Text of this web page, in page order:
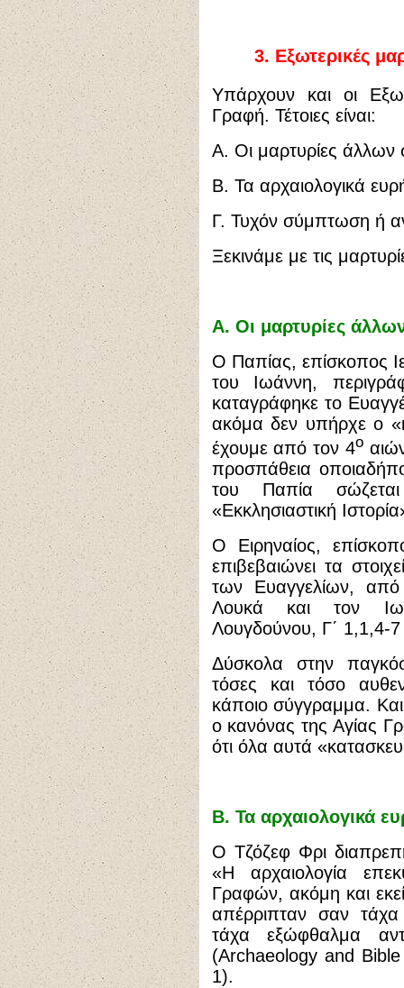
3. Εξωτερικές
Υπάρχουν και οι
Γραφή. Τέτοιες είναι:
Α. Οι μαρτυρίες
Β. Τα αρχαιολογικά
Γ. Τυχόν σύμπτωση ή
Ξεκινάμε με τις
Α. Οι μαρτυρίες
Ο Παπίας, επίσκοπος
του Ιωάννη,
καταγράφηκε το
ακόμα δεν υπήρχε ο
έχουμε από τον 4ο
προσπάθεια
του Παπία
«Εκκλησιαστική
Ο Ειρηναίος,
επιβεβαιώνει τα
των Ευαγγελίων,
Λουκά και τον
Λουγδούνου, Γ΄ 1,1,4-
Δύσκολα στην
τόσες και τόσο
κάποιο σύγγραμμα.
ο κανόνας της Αγίας
ότι όλα αυτά
Β. Τα αρχαιολογικά
Ο Τζόζεφ Φρι
«Η αρχαιολογία
Γραφών, ακόμη και
απέρριπταν σαν τάχα
τάχα εξώφθαλμα
(Archaeology and Bible
1).